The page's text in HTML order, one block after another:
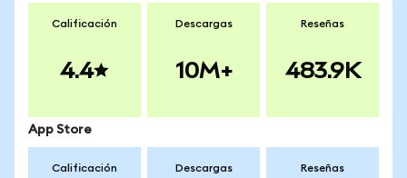
Calificación
4.4
Descargas
10M+
Reseñas
483.9K
App Store
Calificación Descargas Reseñas